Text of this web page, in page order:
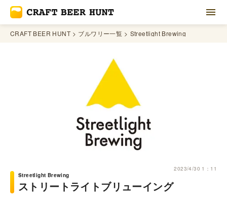
CRAFT BEER HUNT ブルワリー一覧 Streetlight Brewing
2023/4/30 1：11
Streetlight Brewing
ストリートライトブリューイング